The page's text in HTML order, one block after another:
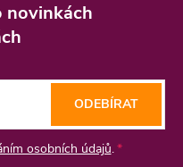
novinkách
osobních údajů.
ODEBÍRAT